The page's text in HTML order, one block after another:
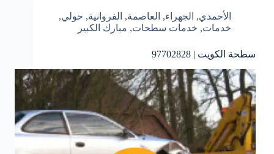
الأحمدي, الجهراء, العاصمة, الفروانية, حولي,
خدمات, خدمات سطحات, مبارك الكبير
سطحة الكويت | 97702828